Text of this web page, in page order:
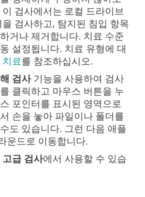
검사에서는 로컬 드라이브
검사하고, 탐지된 침입 항목
거나 제거합니다. 치료 수준
설정됩니다. 치료 유형에 대
치료를 참조하십시오.
검사기능을 사용하여 검사
클릭하고 마우스 버튼을 누
포인터를 표시된 영역으로
손을 놓아 파일이나 폴더를
도 있습니다. 그런 다음 애플
운드로 이동합니다.
고급 검사에서 사용할 수 있습